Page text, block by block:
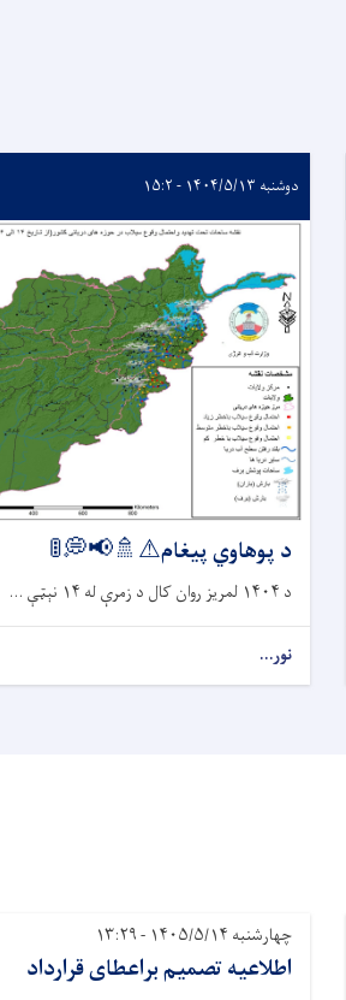
دوشنبه ۱۴۰۴/۵/۱۳ - ۱۵:۲
د پوهاوي پیغام⚠🚿📢💭🚦
د ۱۴۰۴ لمریز روان کال د زمرې له ۱۴ نېټې ...
نور...
چهارشنبه ۱۴۰۵/۵/۱۴ - ۱۳:۲۹
اطلاعیه تصمیم براعطای قرارداد